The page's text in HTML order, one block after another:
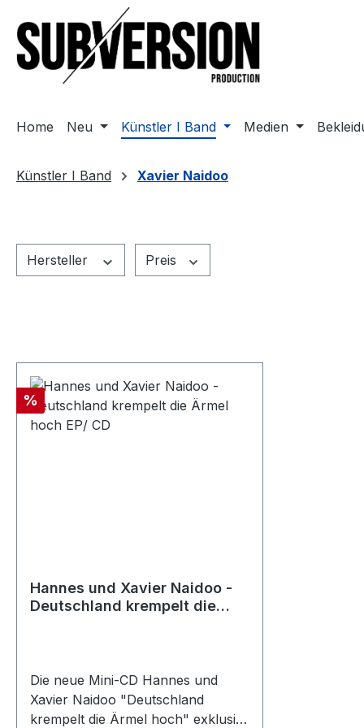
Hauptinhalt springen
Zur Suche springen
Zur Hauptnavigation springen
Home Neu Künstler I Band Medien
Künstler I Band Xavier Naidoo
Hersteller Preis
Rabatt
%
Hannes und Xavier Naidoo -
Deutschland krempelt die
Die neue Mini-CD Hannes und
Xavier Naidoo "Deutschland
krempelt die Ärmel hoch" exklusiv